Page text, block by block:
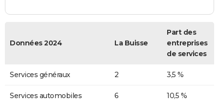
Données 2024 La Buisse
Part des
entreprises
de services
Services généraux 2 3,5 %
Services automobiles 6 10,5 %